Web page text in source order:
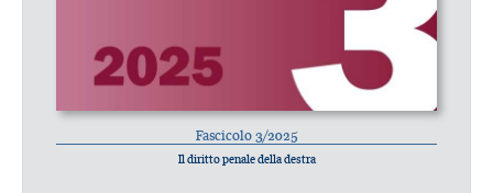
Fascicolo 3/2025
Il diritto penale della destra